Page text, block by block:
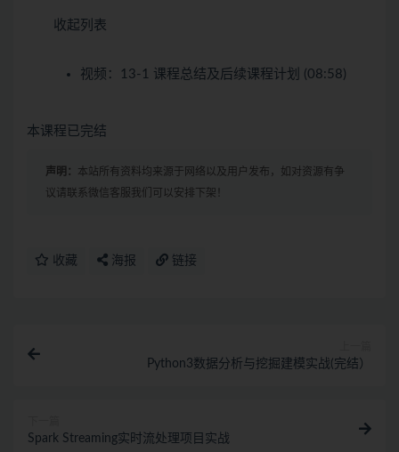
收起列表
视频： 13-1 课程总结及后续课程计划 (08:58)
本课程已完结
声明： 本站所有资料均来源于网络以及用户发布，如对资源有争
议请联系微信客服我们可以安排下架！
收藏 海报 链接
Python3数据分析与挖掘建模实战(完结）
Spark Streaming实时流处理项目实战